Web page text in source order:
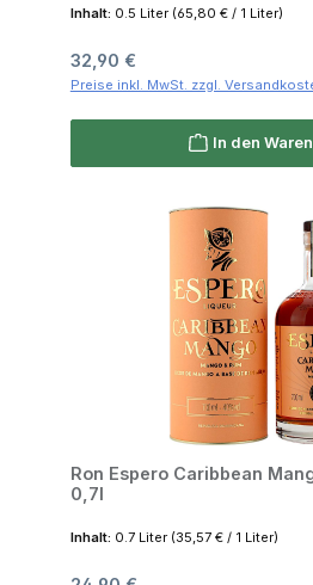
Inhalt: 0.5 Liter (65,80 € / 1 Liter)
Regulärer Preis:
32,90 €
Preise inkl. MwSt. zzgl.
In den
Ron Espero Caribbean
0,7l
Inhalt: 0.7 Liter (35,57 € / 1 Liter)